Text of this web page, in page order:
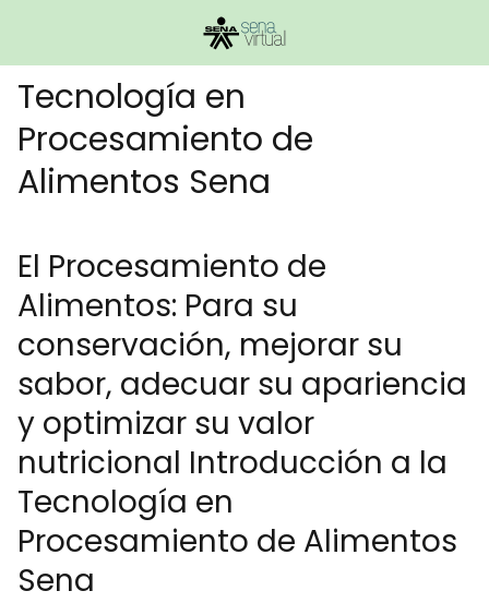
Tecnología en
Procesamiento de
Alimentos Sena
El Procesamiento de
Alimentos: Para su
conservación, mejorar su
sabor, adecuar su apariencia
y optimizar su valor
nutricional Introducción a la
Tecnología en
Procesamiento de Alimentos
Sena